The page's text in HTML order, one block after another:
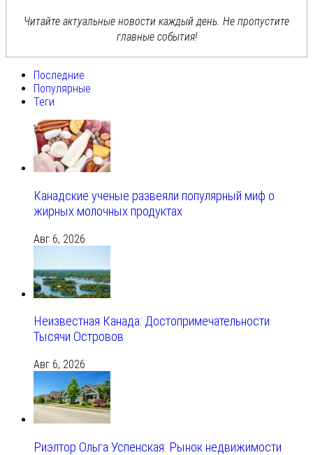
Читайте актуальные новости каждый день. Не пропустите
главные события!
Последние
Популярные
Теги
Канадские ученые развеяли популярный миф о
жирных молочных продуктах
Авг 6, 2026
Неизвестная Канада: Достопримечательности
Тысячи Островов
Авг 6, 2026
Риэлтор Ольга Успенская: Рынок недвижимости